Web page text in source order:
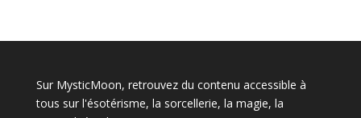
Sur MysticMoon, retrouvez du contenu accessible à
tous sur l'ésotérisme, la sorcellerie, la magie, la